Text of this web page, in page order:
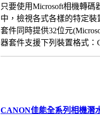
只要使用Microsoft相機轉碼
中，檢視各式各樣的特定
套件同時提供32位元
器套件支援下列裝置格式：
CANON佳能全系列相機潛